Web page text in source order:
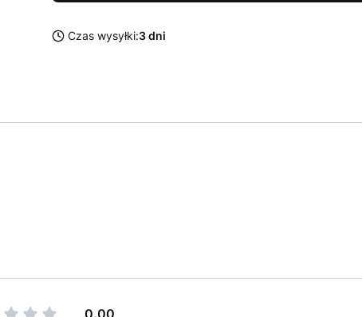
Czas wysyłki:3 dni
0.00